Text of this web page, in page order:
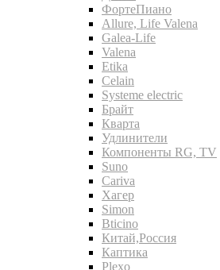
ФортеПиано
Allure, Life Valena
Galea-Life
Valena
Etika
Celain
Systeme electric
Брайт
Кварта
Удлинители
Компоненты RG, TV
Suno
Cariva
Хагер
Simon
Bticino
Китай,Россия
Каптика
Plexo